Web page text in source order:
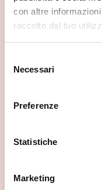
con altre
raccolto dal tuo
delNecessari
Preferenze
Statistiche
Marketing
Il giardino
Bormio